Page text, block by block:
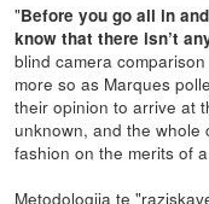
"Before you go all in
know that there isn’t
blind camera
more so as Marques
their opinion to arrive at
unknown, and the whole
fashion on the merits of
Metodologija te